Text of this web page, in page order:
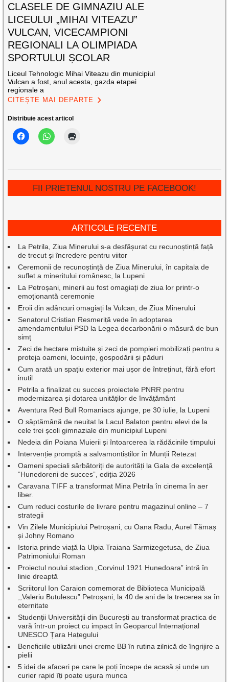
CLASELE DE GIMNAZIU ALE
LICEULUI „MIHAI VITEAZU”
VULCAN, VICECAMPIONI
REGIONALI LA OLIMPIADA
SPORTULUI ȘCOLAR
Liceul Tehnologic Mihai Viteazu din municipiul
Vulcan a fost, anul acesta, gazda etapei
regionale a
CITEȘTE MAI DEPARTE
Distribuie acest articol
FII PRIETENUL NOSTRU PE FACEBOOK!
ARTICOLE RECENTE
La Petrila, Ziua Minerului s-a desfășurat cu recunoștință față
de trecut și încredere pentru viitor
Ceremonii de recunoștință de Ziua Minerului, în capitala de
suflet a mineritului românesc, la Lupeni
La Petroșani, minerii au fost omagiați de ziua lor printr-o
emoționantă ceremonie
Eroii din adâncuri omagiați la Vulcan, de Ziua Minerului
Senatorul Cristian Resmeriță vede în adoptarea
amendamentului PSD la Legea decarbonării o măsură de bun
simț
Zeci de hectare mistuite și zeci de pompieri mobilizați pentru a
proteja oameni, locuințe, gospodării și păduri
Cum arată un spațiu exterior mai ușor de întreținut, fără efort
inutil
Petrila a finalizat cu succes proiectele PNRR pentru
modernizarea și dotarea unităților de învățământ
Aventura Red Bull Romaniacs ajunge, pe 30 iulie, la Lupeni
O săptămână de neuitat la Lacul Balaton pentru elevi de la
cele trei școli gimnaziale din municipiul Lupeni
Nedeia din Poiana Muierii și întoarcerea la rădăcinile timpului
Intervenție promptă a salvamontiștilor în Munții Retezat
Oameni speciali sărbătoriți de autorități la Gala de excelenţă
”Hunedoreni de succes”, ediția 2026
Caravana TIFF a transformat Mina Petrila în cinema în aer
liber.
Cum reduci costurile de livrare pentru magazinul online – 7
strategii
Vin Zilele Municipiului Petroșani, cu Oana Radu, Aurel Tămaș
și Johny Romano
Istoria prinde viață la Ulpia Traiana Sarmizegetusa, de Ziua
Patrimoniului Roman
Proiectul noului stadion „Corvinul 1921 Hunedoara” intră în
linie dreaptă
Scriitorul Ion Caraion comemorat de Biblioteca Municipală
,,Valeriu Butulescu” Petroșani, la 40 de ani de la trecerea sa în
eternitate
Studenții Universității din București au transformat practica de
vară într-un proiect cu impact în Geoparcul Internațional
UNESCO Țara Hațegului
Beneficiile utilizării unei creme BB în rutina zilnică de îngrijire a
pielii
5 idei de afaceri pe care le poți începe de acasă și unde un
curier rapid îți poate ușura munca